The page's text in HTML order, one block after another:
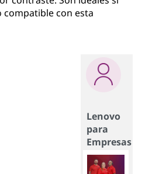
con esta
Lenovo
para
Empresas